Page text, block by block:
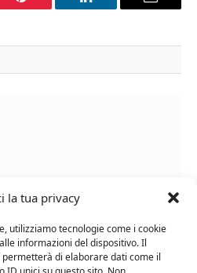
la tua privacy
utilizziamo tecnologie come i cookie
informazioni del dispositivo. Il
di elaborare dati come il
Pinterest LinkedIn Email